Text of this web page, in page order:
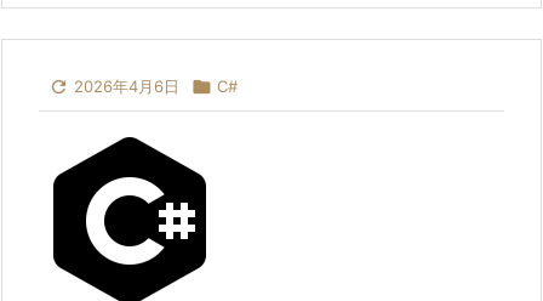
 2026年4月6日  C#